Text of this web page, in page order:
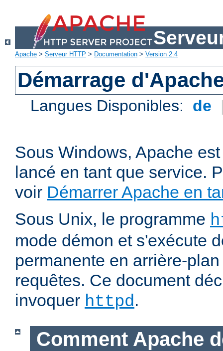
Apache > Serveur HTTP > Documentation > Version 2.4
Démarrage
Langues Disponibles: de
Sous Windows, Apache
lancé en tant que service.
voir Démarrer Apache en
Sous Unix, le programme
mode démon et s'exécute
permanente en arrière-
requêtes. Ce document
invoquer httpd.
Comment Apache